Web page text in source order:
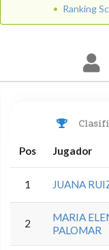
Ranking
Pos Jugador
1 JUANA
2
MARIA
PALOMAR